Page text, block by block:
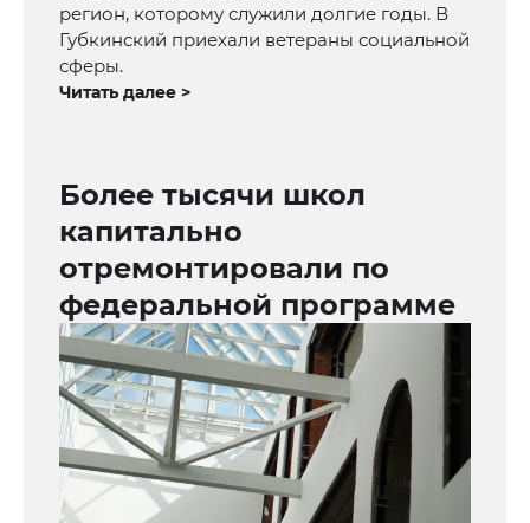
регион, которому служили долгие годы. В
Губкинский приехали ветераны социальной
сферы.
Читать далее >
Более тысячи школ
капитально
отремонтировали по
федеральной программе